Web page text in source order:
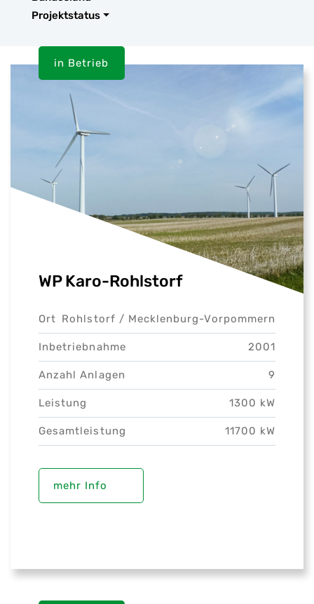
Projektstatus
in Betrieb
WP Karo-Rohlstorf
Ort Rohlstorf / Mecklenburg-Vorpommern
Inbetriebnahme 2001
Anzahl Anlagen 9
Leistung 1300 kW
Gesamtleistung 11700 kW
mehr Info